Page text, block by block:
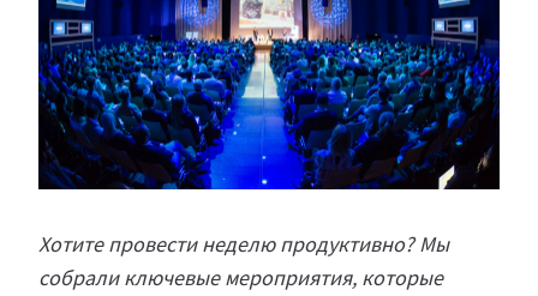
Хотите провести неделю продуктивно? Мы
собрали ключевые мероприятия, которые